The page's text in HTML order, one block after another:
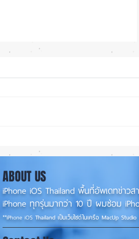
หรือ Ultra 📱
ABOUT US
iPhone iOS Thailand พื้นที่อัพเดทข่าว
iPhone ทุกรุ่นมากว่า 10 ปี ผมซ่อม
**iPhone iOS Thailand เป็นเว็บไซต์ในเครือ MacUp